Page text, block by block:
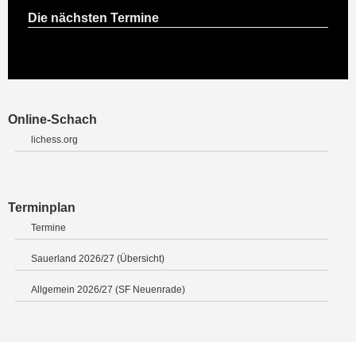
Die nächsten Termine
Online-Schach
lichess.org
Terminplan
Termine
Sauerland 2026/27 (Übersicht)
Allgemein 2026/27 (SF Neuenrade)